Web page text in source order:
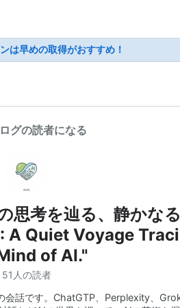
は早めの取得がおすすめ！
グの読者になる
思考を辿る、静かな
A Quiet Voyage
of AI."
51人の読者
話です。ChatGTP、Perplexity、Grok